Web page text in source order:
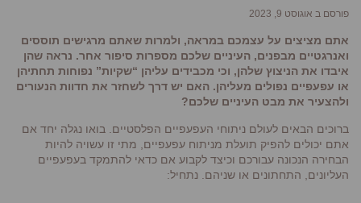
פורסם ב אוגוסט 9, 2023
אתם מציצים על עצמכם במראה, ולמרות שאתם מרגישים תוססים
ואנרגטיים מבפנים, העיניים שלכם מספרות סיפור אחר. נראה שהן
איבדו את הניצוץ שלהן, וכי מכבידים עליהן “שקיות” נפוחות תחתיהן
או עפעפיים נפולים מעליהן. האם יש דרך לשחזר את חדוות הנעורים
ולהצעיר את מבט העיניים שלכם?
ברוכים הבאים לעולם ניתוחי העפעפיים הפלסטיים. בואו נגלה יחד אם
אתם יכולים להפיק תועלת מניתוח עפעפיים, מתי זו עשויה להיות
הבחירה הנכונה עבורכם וכיצד לקבוע אם כדאי להתמקד בעפעפיים
העליונים, התחתונים או שניהם. נתחיל: